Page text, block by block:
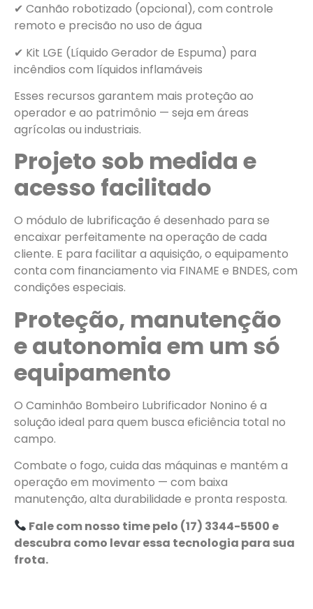
✔ Canhão robotizado (opcional), com controle
remoto e precisão no uso de água
✔ Kit LGE (Líquido Gerador de Espuma) para
incêndios com líquidos inflamáveis
Esses recursos garantem mais proteção ao
operador e ao patrimônio — seja em áreas
agrícolas ou industriais.
Projeto sob medida e
acesso facilitado
O módulo de lubrificação é desenhado para se
encaixar perfeitamente na operação de cada
cliente. E para facilitar a aquisição, o equipamento
conta com financiamento via FINAME e BNDES, com
condições especiais.
Proteção, manutenção
e autonomia em um só
equipamento
O Caminhão Bombeiro Lubrificador Nonino é a
solução ideal para quem busca eficiência total no
campo.
Combate o fogo, cuida das máquinas e mantém a
operação em movimento — com baixa
manutenção, alta durabilidade e pronta resposta.
Fale com nosso time pelo (17) 3344-5500 e
descubra como levar essa tecnologia para sua
frota.